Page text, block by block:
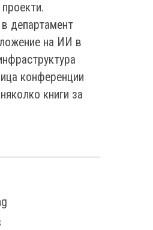
департамент
на ИИ в
конференции
книги за